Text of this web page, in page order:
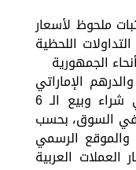
اليوم الاحد 21 يناير 2024 ثبات ملحوظ لأسعار
اللحظية
الجمهورية
الإماراتي
والريال السعودي متوسط سعري شراء وبيع الـ 6
في السوق، بحسب
والموقع الرسمي
العربية